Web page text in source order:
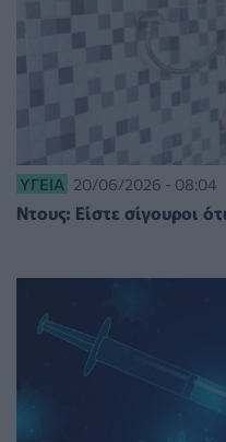
ΥΓΕΊΑ 20/06/2026 - 08:04
Ντους: Είστε σίγουροι